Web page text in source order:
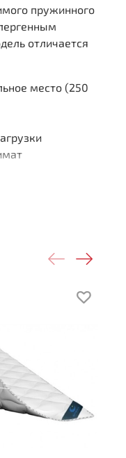
пружинного
отличается
место (250